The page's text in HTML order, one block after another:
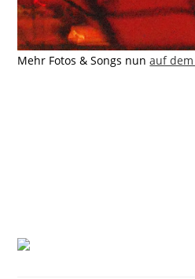
Mehr Fotos & Songs nunauf